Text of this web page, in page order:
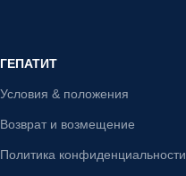
ГЕПАТИТ
Условия & положения
Возврат и возмещение
Политика конфиденциальности